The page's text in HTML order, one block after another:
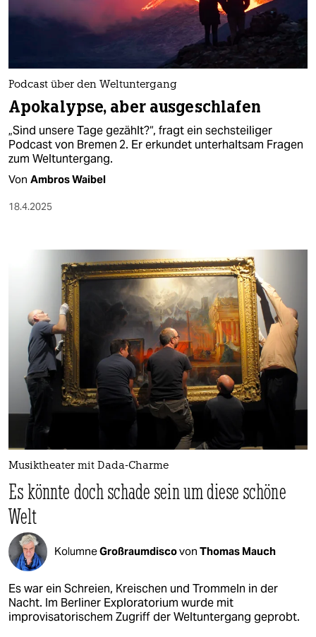
wahrheit
verlag
verlag
veranstaltungen
shop
fragen & hilfe
genossenschaft
epaper login
Podcast über den Weltuntergang
Apokalypse, aber ausgeschlafen
„Sind unsere Tage gezählt?“, fragt ein sechsteiliger
Podcast von Bremen 2. Er erkundet unterhaltsam Fragen
zum Weltuntergang.
Von Ambros Waibel
18.4.2025
Musiktheater mit Dada-Charme
Es könnte doch schade sein um diese schöne
Welt
KolumneGroßraumdiscovon Thomas Mauch
Es war ein Schreien, Kreischen und Trommeln in der
Nacht. Im Berliner Exploratorium wurde mit
improvisatorischem Zugriff der Weltuntergang geprobt.